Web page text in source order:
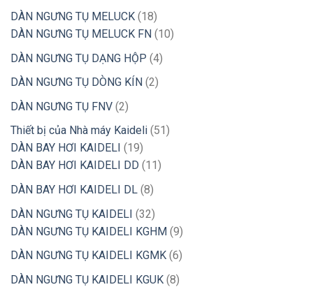
phẩmsản
phẩm
DÀN NGƯNG TỤ MELUCK 1818
sản
phẩm
DÀN NGƯNG TỤ MELUCK FN 1010
DÀN NGƯNG TỤ DẠNG HỘP 44
DÀN NGƯNG TỤ DÒNG KÍN 22
DÀN NGƯNG TỤ FNV 22
sản
phẩm
Thiết bị của Nhà máy Kaideli 51 51
DÀN BAY HƠI KAIDELI 1919
sản
phẩm
DÀN BAY HƠI KAIDELI DD 11 11
DÀN BAY HƠI KAIDELI DL 88
sản
phẩm
DÀN NGƯNG TỤ KAIDELI 3232
sản
phẩm
DÀN NGƯNG TỤ KAIDELI KGHM 99
sản
phẩm
DÀN NGƯNG TỤ KAIDELI KGMK 66
DÀN NGƯNG TỤ KAIDELI KGUK 88